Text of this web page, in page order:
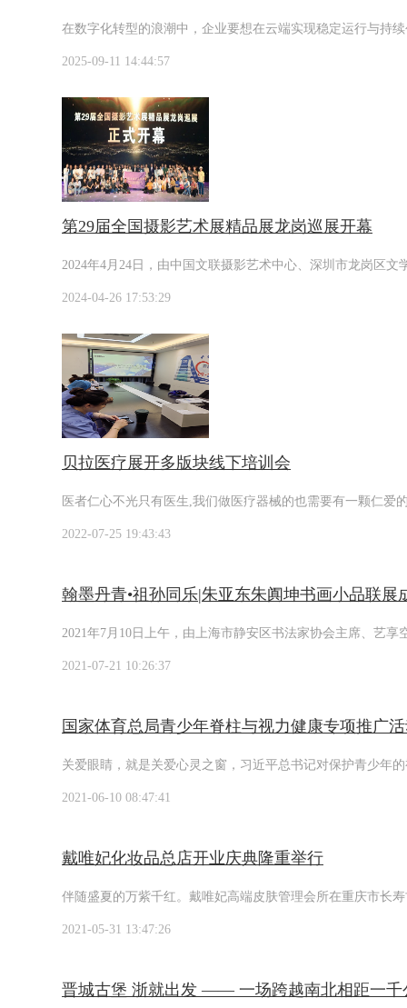
在数字化转型的浪潮中，企业要想在云端实现稳定运行与持
2025-09-11 14:44:57
第29届全国摄影艺术展精品展龙岗巡展开幕
2024年4月24日，由中国文联摄影艺术中心、深圳市龙岗区
2024-04-26 17:53:29
贝拉医疗展开多版块线下培训会
医者仁心不光只有医生,我们做医疗器械的也需要有一颗仁
2022-07-25 19:43:43
翰墨丹青•祖孙同乐|朱亚东朱阗坤书画小品联展
2021年7月10日上午，由上海市静安区书法家协会主席、艺
2021-07-21 10:26:37
国家体育总局青少年脊柱与视力健康专项推广
关爱眼睛，就是关爱心灵之窗，习近平总书记对保护青少年
2021-06-10 08:47:41
戴唯妃化妆品总店开业庆典隆重举行
伴随盛夏的万紫千红。戴唯妃高端皮肤管理会所在重庆市长
2021-05-31 13:47:26
晋城古堡 浙就出发 —— 一场跨越南北相距一千